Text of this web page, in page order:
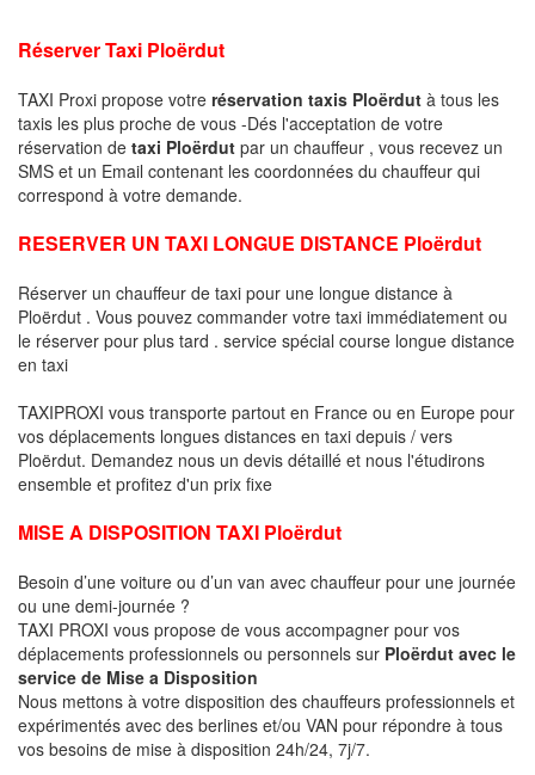
Réserver Taxi Ploërdut
TAXI Proxi propose votre réservation taxis Ploërdut à tous les
taxis les plus proche de vous -Dés l'acceptation de votre
réservation de taxi Ploërdut par un chauffeur , vous recevez un
SMS et un Email contenant les coordonnées du chauffeur qui
correspond à votre demande.
RESERVER UN TAXI LONGUE DISTANCE Ploërdut
Réserver un chauffeur de taxi pour une longue distance à
Ploërdut . Vous pouvez commander votre taxi immédiatement ou
le réserver pour plus tard . service spécial course longue distance
en taxi
TAXIPROXI vous transporte partout en France ou en Europe pour
vos déplacements longues distances en taxi depuis / vers
Ploërdut. Demandez nous un devis détaillé et nous l'étudirons
ensemble et profitez d'un prix fixe
MISE A DISPOSITION TAXI Ploërdut
Besoin d’une voiture ou d’un van avec chauffeur pour une journée
ou une demi-journée ?
TAXI PROXI vous propose de vous accompagner pour vos
déplacements professionnels ou personnels sur Ploërdut avec le
service de Mise a Disposition
Nous mettons à votre disposition des chauffeurs professionnels et
expérimentés avec des berlines et/ou VAN pour répondre à tous
vos besoins de mise à disposition 24h/24, 7j/7.